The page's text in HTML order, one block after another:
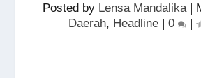
Posted by Lensa Mandalika|
Daerah, Headline| 0 |